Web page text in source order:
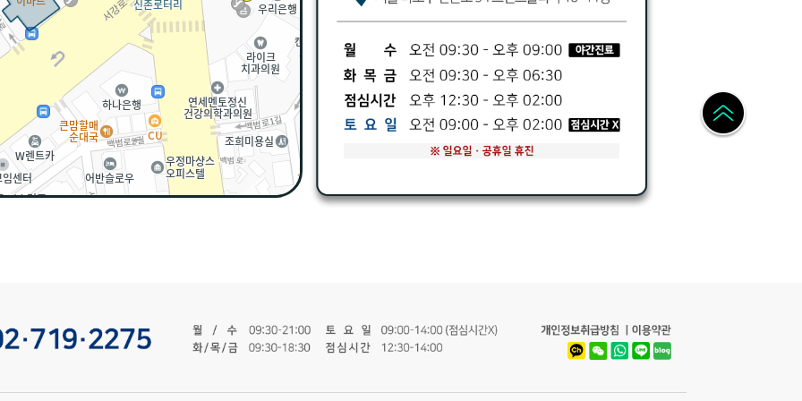
개인정보취급방침
이용약관
KakaoWeChatWhatsApp
LINE Naver
Blog